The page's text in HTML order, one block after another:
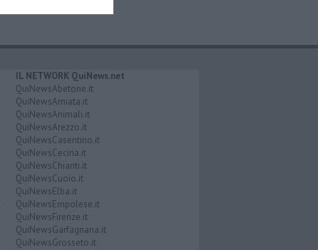
IL NETWORK QuiNews.net
QuiNewsAbetone.it
QuiNewsAmiata.it
QuiNewsAnimali.it
QuiNewsArezzo.it
QuiNewsCasentino.it
QuiNewsCecina.it
QuiNewsChianti.it
QuiNewsCuoio.it
QuiNewsElba.it
QuiNewsEmpolese.it
QuiNewsFirenze.it
QuiNewsGarfagnana.it
QuiNewsGrosseto.it